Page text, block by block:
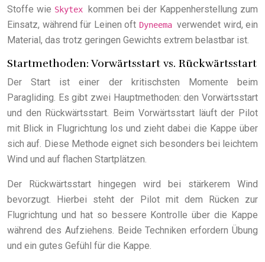
Stoffe wie Skytex kommen bei der Kappenherstellung zum
Einsatz, während für Leinen oft Dyneema verwendet wird, ein
Material, das trotz geringen Gewichts extrem belastbar ist.
Startmethoden: Vorwärtsstart vs. Rückwärtsstart
Der Start ist einer der kritischsten Momente beim
Paragliding. Es gibt zwei Hauptmethoden: den Vorwärtsstart
und den Rückwärtsstart. Beim Vorwärtsstart läuft der Pilot
mit Blick in Flugrichtung los und zieht dabei die Kappe über
sich auf. Diese Methode eignet sich besonders bei leichtem
Wind und auf flachen Startplätzen.
Der Rückwärtsstart hingegen wird bei stärkerem Wind
bevorzugt. Hierbei steht der Pilot mit dem Rücken zur
Flugrichtung und hat so bessere Kontrolle über die Kappe
während des Aufziehens. Beide Techniken erfordern Übung
und ein gutes Gefühl für die Kappe.